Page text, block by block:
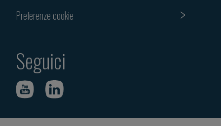
Preferenze cookie
Seguici